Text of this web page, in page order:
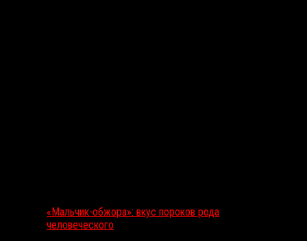
«Мальчик-обжора»: вкус пороков рода
человеческого